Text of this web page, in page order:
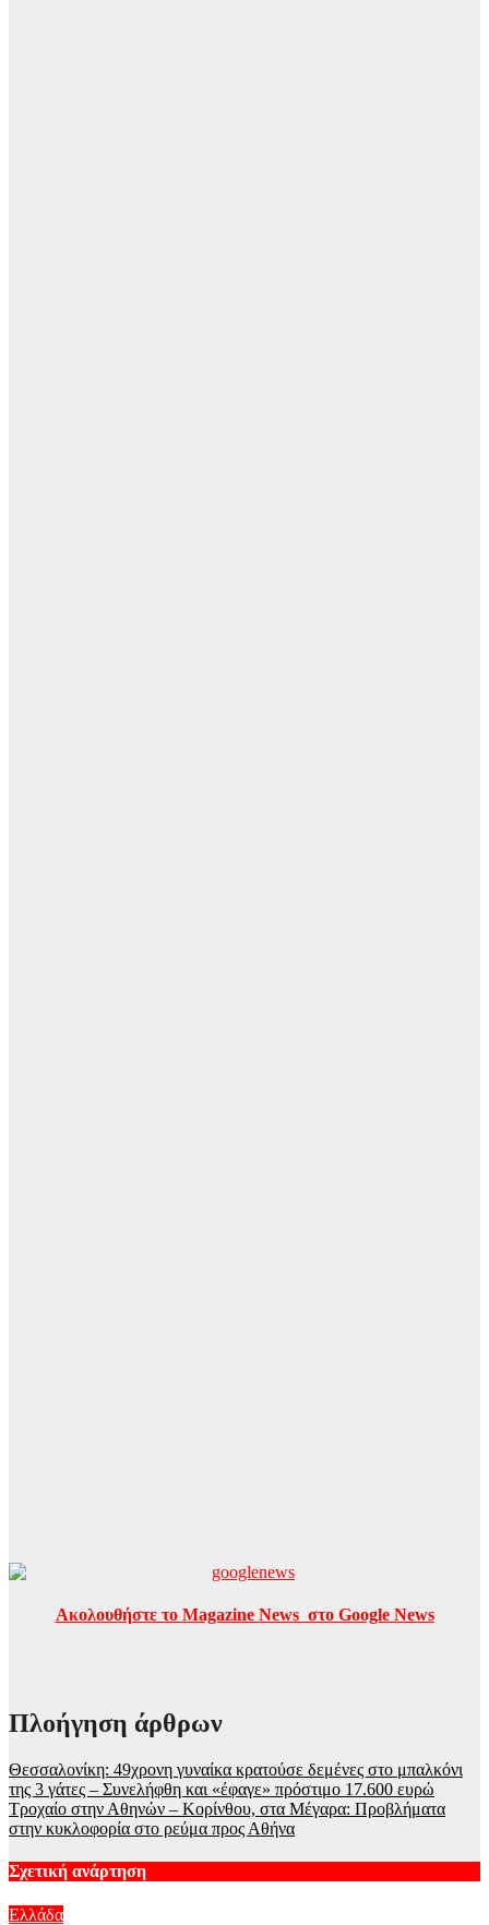
Ακολουθήστε το Magazine News στο Google News
Πλοήγηση άρθρων
Θεσσαλονίκη: 49χρονη γυναίκα κρατούσε δεμένες στο μπαλκόνι
της 3 γάτες – Συνελήφθη και «έφαγε» πρόστιμο 17.600 ευρώ
Τροχαίο στην Αθηνών – Κορίνθου, στα Μέγαρα: Προβλήματα
στην κυκλοφορία στο ρεύμα προς Αθήνα
Σχετική ανάρτηση
Ελλάδα